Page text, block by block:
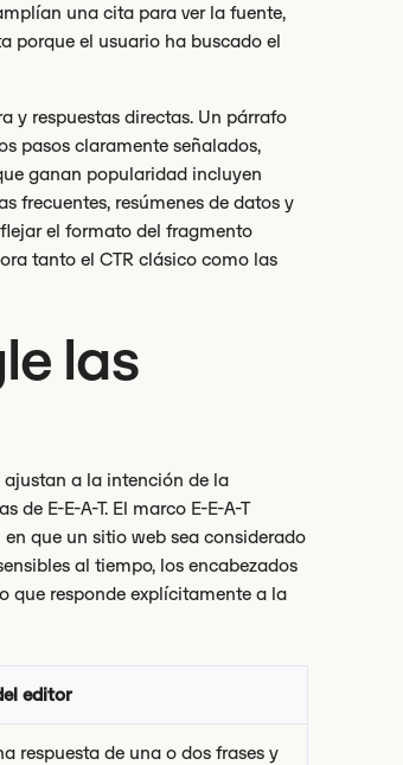
una cita para ver la fuente,
porque el usuario ha buscado el
y respuestas directas. Un párrafo
pasos claramente señalados,
ganan popularidad incluyen
frecuentes, resúmenes de datos y
el formato del fragmento
tanto el CTR clásico como las
las
ajustan a la intención de la
de E-E-A-T. El marco E-E-A-T
que un sitio web sea considerado
al tiempo, los encabezados
que responde explícitamente a la
editor
respuesta de una o dos frases y